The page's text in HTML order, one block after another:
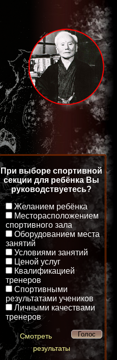
При выборе спортивной
секции для ребёнка Вы
руководствуетесь?
Желанием ребёнка
Месторасположением
спортивного зала
Оборудованием места
занятий
Условиями занятий
Ценой услуг
Квалификацией
тренеров
Спортивными
результатами учеников
Личными качествами
тренеров
Смотреть
результаты